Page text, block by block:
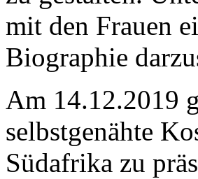
mit den Frauen
Biographie
Am 14.12.2019
selbstgenähte
Südafrika zu